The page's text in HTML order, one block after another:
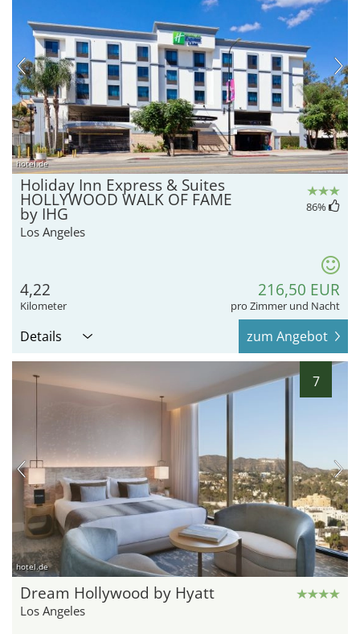
hotel.de
Holiday Inn Express & Suites
HOLLYWOOD WALK OF FAME
by IHG
Los Angeles
86%
4,22
Kilometer
216,50 EUR
pro Zimmer und Nacht
Details zum Angebot
7
hotel.de
Dream Hollywood by Hyatt
Los Angeles